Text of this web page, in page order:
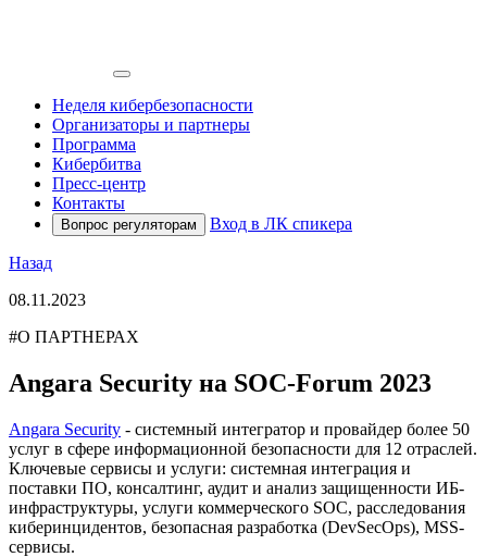
Неделя кибербезопасности
Организаторы и партнеры
Программа
Кибербитва
Пресс-центр
Контакты
Вопрос регуляторам Вход в ЛК спикера
Назад
08.11.2023
#О ПАРТНЕРАХ
Angara Security на SOC-Forum 2023
Angara Security - системный интегратор и провайдер более 50
услуг в сфере информационной безопасности для 12 отраслей.
Ключевые сервисы и услуги: системная интеграция и
поставки ПО, консалтинг, аудит и анализ защищенности ИБ-
инфраструктуры, услуги коммерческого SOC, расследования
киберинцидентов, безопасная разработка (DevSecOps), MSS-
сервисы.